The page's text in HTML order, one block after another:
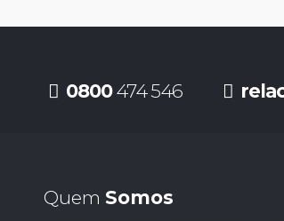
0800474 546
Quem Somos